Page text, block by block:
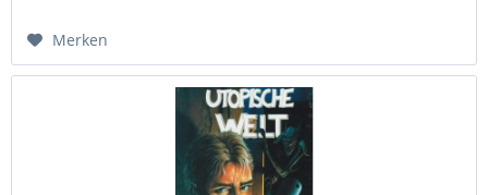
Merken